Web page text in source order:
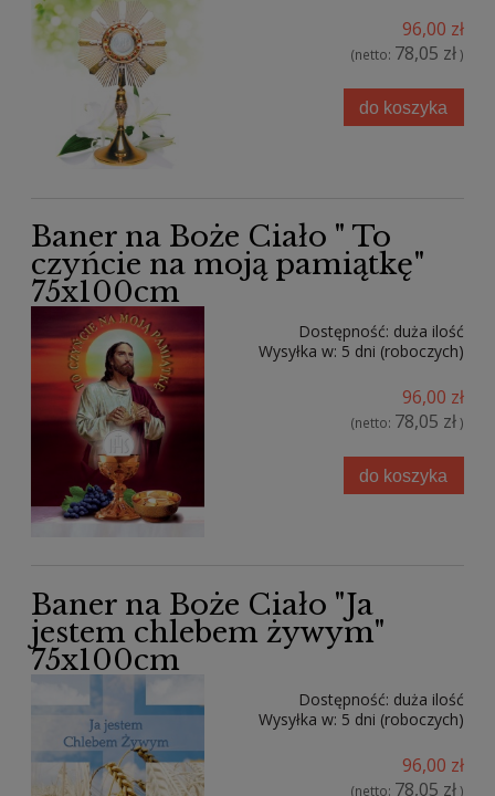
96,00 zł
(netto: 78,05 zł)
do koszyka
Baner na Boże Ciało " To
czyńcie na moją pamiątkę"
75x100cm
Dostępność: duża ilość
Wysyłka w: 5 dni (roboczych)
96,00 zł
(netto: 78,05 zł)
do koszyka
Baner na Boże Ciało "Ja
jestem chlebem żywym"
75x100cm
Dostępność: duża ilość
Wysyłka w: 5 dni (roboczych)
96,00 zł
(netto: 78,05 zł)